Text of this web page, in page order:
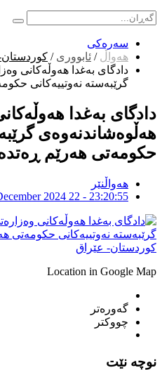
سەرەکی
هەواڵ / ئابووری /
دادگای بەغدا هەوڵەکانی
گرێبەستە نەوتییەکانی
دادگای بەغدا
هەڵوەشاندنەوەی
حکومەتی هەرێم
هەواڵنێر
2024 22 - 23:20:55
کوردستان- عێراق
Location in Google Map
گەورەتر
چووکتر
نوچە نێت